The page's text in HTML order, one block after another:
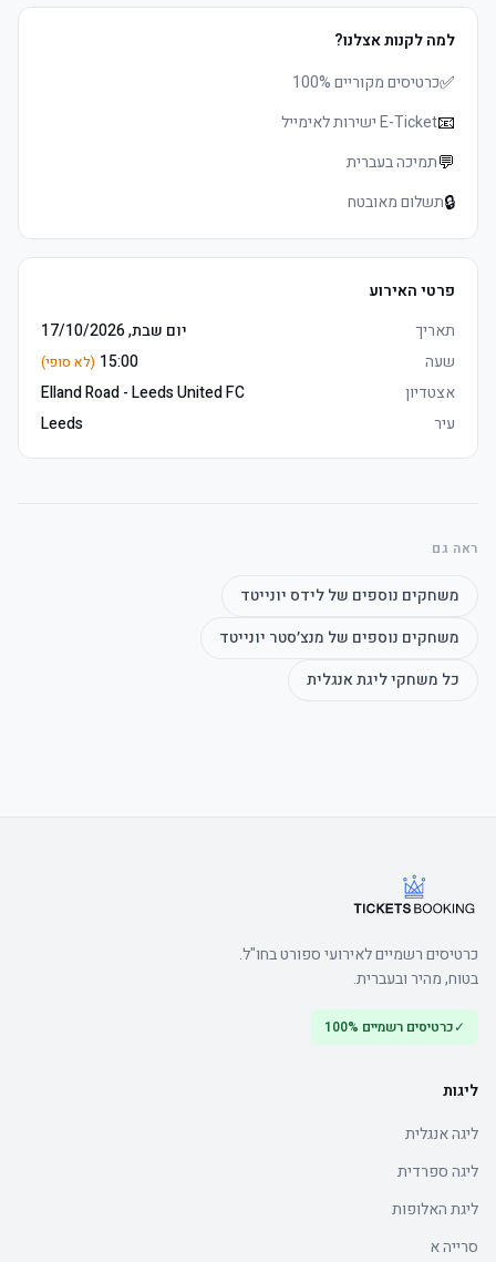
	• E-כרטיסים delivered 3–5 days before שריקת פתיחה, מושבים
	• שימו לב: East טריביונה עליון is not accessible for guests
למה לקנות אצלנו?
✅כרטיסים מקוריים 100%
📧E-Ticket ישירות לאימייל
💬תמיכה בעברית
🔒תשלום מאובטח
פרטי האירוע
תאריך
יום שבת, 17/10/2026
שעה
15:00 (לא סופי)
אצטדיון
Elland Road - Leeds United FC
עיר
Leeds
ראה גם
משחקים נוספים שללידס יונייטד
משחקים נוספים של מנצ׳סטר יונייטד
כל משחקיליגת אנגלית
כרטיסים רשמיים לאירועי ספורט בחו"ל.
בטוח, מהיר ובעברית.
✓כרטיסים רשמיים 100%
ליגות
ליגה אנגלית
ליגה ספרדית
ליגת האלופות
סרייה א